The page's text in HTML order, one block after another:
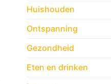
Huishouden
Ontspanning
Gezondheid
Eten en drinken